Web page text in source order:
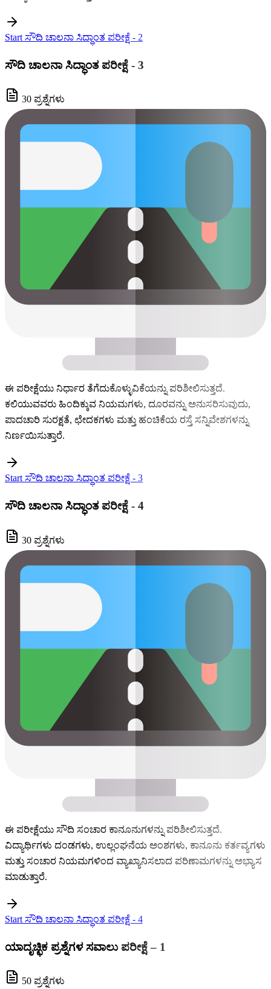
Start ಸೌದಿ ಚಾಲನಾ ಸಿದ್ಧಾಂತ ಪರೀಕ್ಷೆ - 2
ಸೌದಿ ಚಾಲನಾ ಸಿದ್ಧಾಂತ ಪರೀಕ್ಷೆ - 3
30 ಪ್ರಶ್ನೆಗಳು
ಈ ಪರೀಕ್ಷೆಯು ನಿರ್ಧಾರ ತೆಗೆದುಕೊಳ್ಳುವಿಕೆಯನ್ನು ಪರಿಶೀಲಿಸುತ್ತದೆ.
ಕಲಿಯುವವರು ಹಿಂದಿಕ್ಕುವ ನಿಯಮಗಳು, ದೂರವನ್ನು ಅನುಸರಿಸುವುದು,
ಪಾದಚಾರಿ ಸುರಕ್ಷತೆ, ಛೇದಕಗಳು ಮತ್ತು ಹಂಚಿಕೆಯ ರಸ್ತೆ ಸನ್ನಿವೇಶಗಳನ್ನು
ನಿರ್ಣಯಿಸುತ್ತಾರೆ.
Start ಸೌದಿ ಚಾಲನಾ ಸಿದ್ಧಾಂತ ಪರೀಕ್ಷೆ - 3
ಸೌದಿ ಚಾಲನಾ ಸಿದ್ಧಾಂತ ಪರೀಕ್ಷೆ - 4
30 ಪ್ರಶ್ನೆಗಳು
ಈ ಪರೀಕ್ಷೆಯು ಸೌದಿ ಸಂಚಾರ ಕಾನೂನುಗಳನ್ನು ಪರಿಶೀಲಿಸುತ್ತದೆ.
ವಿದ್ಯಾರ್ಥಿಗಳು ದಂಡಗಳು, ಉಲ್ಲಂಘನೆಯ ಅಂಶಗಳು, ಕಾನೂನು ಕರ್ತವ್ಯಗಳು
ಮತ್ತು ಸಂಚಾರ ನಿಯಮಗಳಿಂದ ವ್ಯಾಖ್ಯಾನಿಸಲಾದ ಪರಿಣಾಮಗಳನ್ನು ಅಭ್ಯಾಸ
ಮಾಡುತ್ತಾರೆ.
Start ಸೌದಿ ಚಾಲನಾ ಸಿದ್ಧಾಂತ ಪರೀಕ್ಷೆ - 4
ಯಾದೃಚ್ಛಿಕ ಪ್ರಶ್ನೆಗಳ ಸವಾಲು ಪರೀಕ್ಷೆ – 1
50 ಪ್ರಶ್ನೆಗಳು